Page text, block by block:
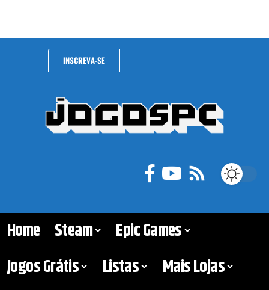
INSCREVA-SE
Home Steam
Epic Games
Jogos Grátis
Listas
Mais Lojas